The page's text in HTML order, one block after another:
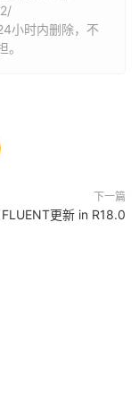
小时内删除，不
下一篇
FLUENT更新 in R18.0